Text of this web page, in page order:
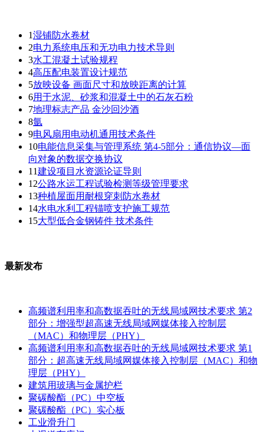
1湿铺防水卷材
2电力系统电压和无功电力技术导则
3水工混凝土试验规程
4高压配电装置设计规范
5放映设备 画面尺寸和放映距离的计算
6用于水泥、砂浆和混凝土中的石灰石粉
7地理标志产品 金沙回沙酒
8氩
9电风扇用电动机通用技术条件
10电能信息采集与管理系统 第4-5部分：通信协议—面
向对象的数据交换协议
11建设项目水资源论证导则
12公路水运工程试验检测等级管理要求
13种植屋面用耐根穿刺防水卷材
14水电水利工程锚喷支护施工规范
15大型低合金钢铸件 技术条件
最新发布
高频谱利用率和高数据吞吐的无线局域网技术要求 第2
部分：增强型超高速无线局域网媒体接入控制层
（MAC）和物理层（PHY）
高频谱利用率和高数据吞吐的无线局域网技术要求 第1
部分：超高速无线局域网媒体接入控制层（MAC）和物
理层（PHY）
建筑用玻璃与金属护栏
聚碳酸酯（PC）中空板
聚碳酸酯（PC）实心板
工业滑升门